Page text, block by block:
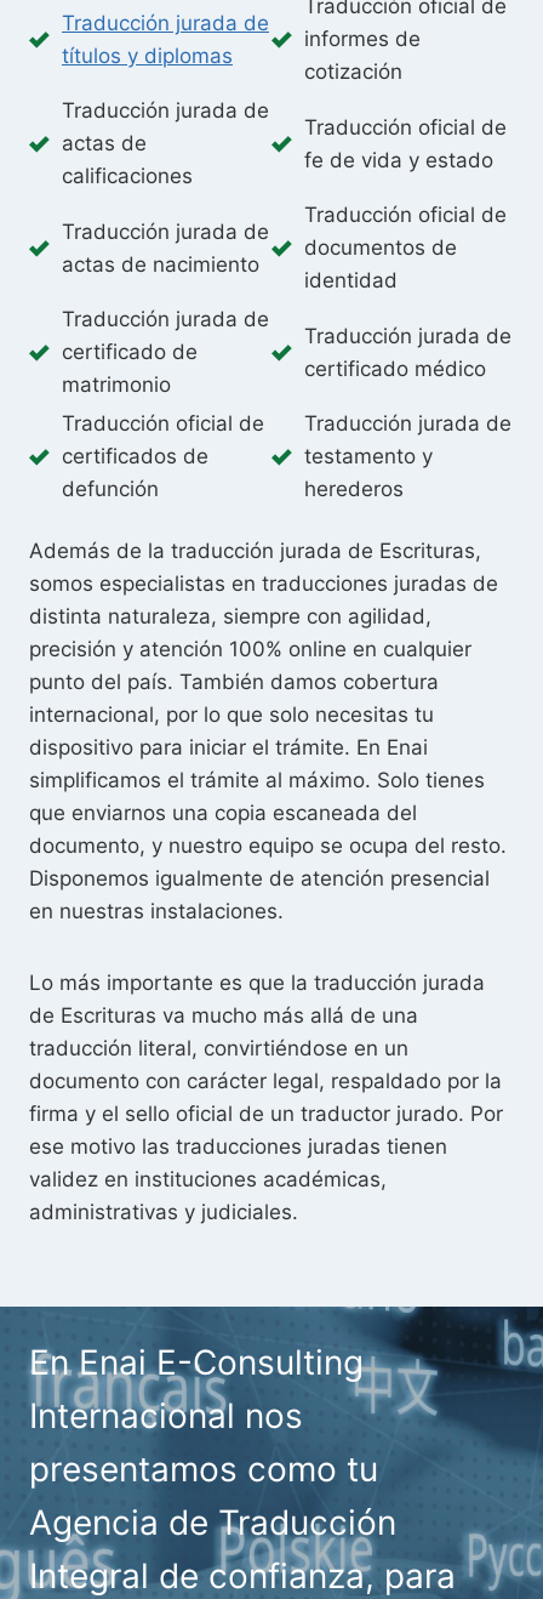
Traducción jurada de
títulos y diplomas
Traducción oficial de
informes de
cotización
Traducción jurada de
actas de
calificaciones
Traducción oficial de
fe de vida y estado
Traducción jurada de
actas de nacimiento
Traducción oficial de
documentos de
identidad
Traducción jurada de
certificado de
matrimonio
Traducción jurada de
certificado médico
Traducción oficial de
certificados de
defunción
Traducción jurada de
testamento y
herederos
Además de la traducción jurada de Escrituras,
somos especialistas en traducciones juradas de
distinta naturaleza, siempre con agilidad,
precisión y atención 100% online en cualquier
punto del país. También damos cobertura
internacional, por lo que solo necesitas tu
dispositivo para iniciar el trámite. En Enai
simplificamos el trámite al máximo. Solo tienes
que enviarnos una copia escaneada del
documento, y nuestro equipo se ocupa del resto.
Disponemos igualmente de atención presencial
en nuestras instalaciones.
Lo más importante es que la traducción jurada
de Escrituras va mucho más allá de una
traducción literal, convirtiéndose en un
documento con carácter legal, respaldado por la
firma y el sello oficial de un traductor jurado. Por
ese motivo las traducciones juradas tienen
validez en instituciones académicas,
administrativas y judiciales.
En Enai E-Consulting
Internacional nos
presentamos como tu
Agencia de Traducción
Integral de confianza, para